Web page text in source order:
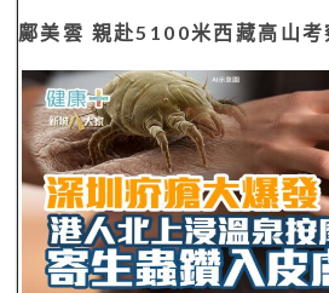
鄺美雲 親赴5100米西藏高山